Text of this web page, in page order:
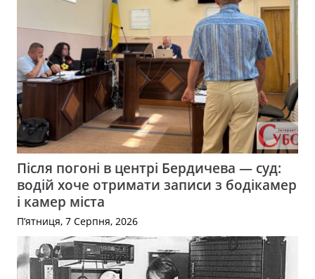
Після погоні в центрі Бердичева — суд:
водій хоче отримати записи з бодікамер
і камер міста
П’ятниця, 7 Серпня, 2026